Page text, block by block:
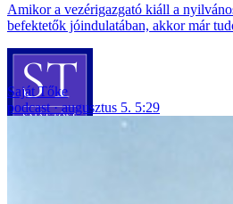
Amikor a vezérigazgató kiáll a
befektetők jóindulatában, akkor már
Saját Tőke
podcast
augusztus 5. 5:29